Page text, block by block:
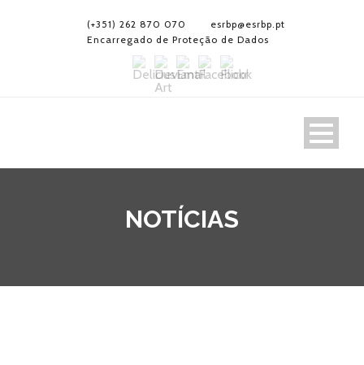
(+351) 262 870 070
esrbp@esrbp.pt
Encarregado de Proteção de Dados
NOTÍCIAS